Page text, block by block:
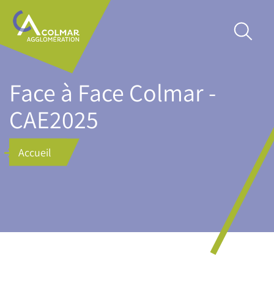
Aller
contenu
principal
Main
navigation
Face à Face Colmar -
CAE2025
Accueil